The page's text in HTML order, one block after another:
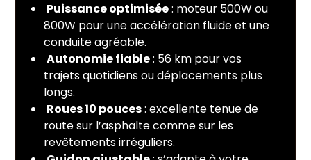
Puissance optimisée: moteur 500W ou
800W pour une accélération fluide et une
conduite agréable.
Autonomie fiable: 56 km pour vos
trajets quotidiens ou déplacements plus
longs.
Roues 10 pouces: excellente tenue de
route sur l’asphalte comme sur les
revêtements irréguliers.